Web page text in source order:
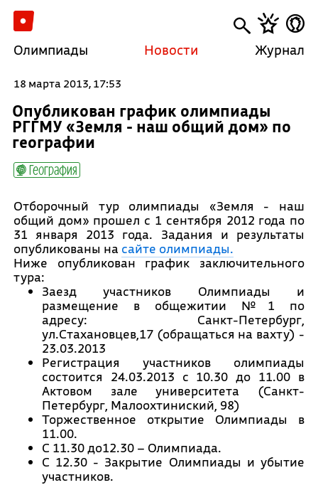
Олимпиады Новости Журнал
18 марта 2013, 17:53
Опубликован график олимпиады
РГГМУ «Земля - наш общий дом» по
географии
География
Отборочный тур олимпиады «Земля - наш
общий дом» прошел с 1 сентября 2012 года по
31 января 2013 года. Задания и результаты
опубликованы на сайте олимпиады.
Ниже опубликован график заключительного
тура:
Заезд участников Олимпиады и
размещение в общежитии №1 по
адресу: Санкт-Петербург,
ул.Стахановцев,17 (обращаться на вахту) -
23.03.2013
Регистрация участников олимпиады
состоится 24.03.2013 с 10.30 до 11.00 в
Актовом зале университета (Санкт-
Петербург, Малоохтиниский, 98)
Торжественное открытие Олимпиады в
11.00.
С 11.30 до12.30 – Олимпиада.
С 12.30 - Закрытие Олимпиады и убытие
участников.